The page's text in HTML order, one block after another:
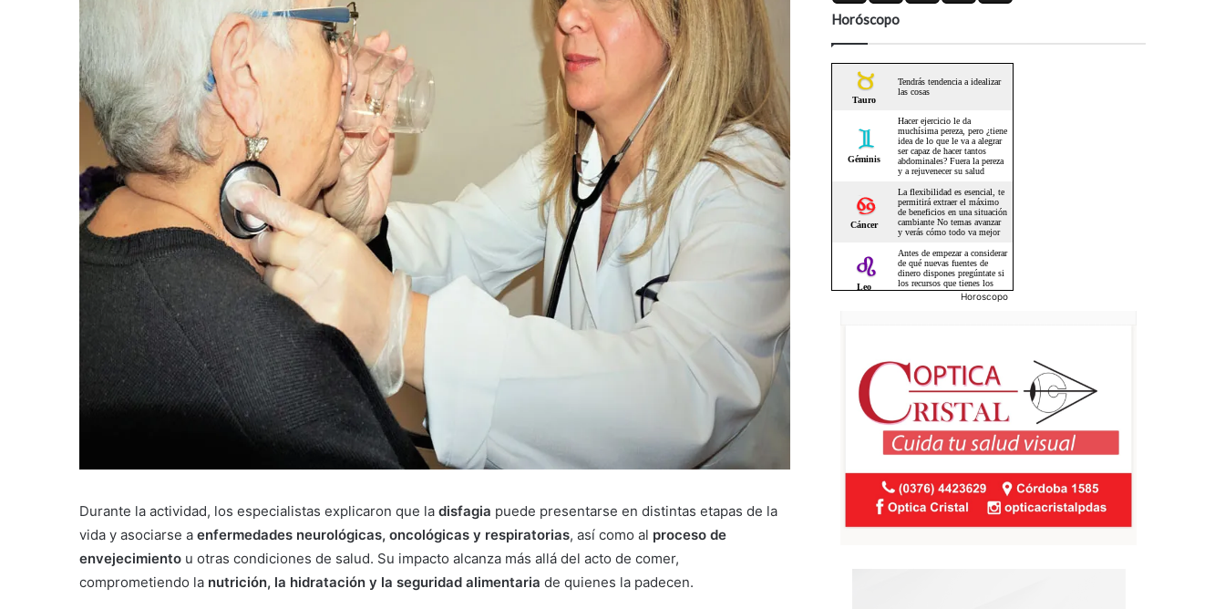
Durante la actividad, los especialistas explicaron que la disfagia puede presentarse en distintas etapas de la
vida y asociarse a enfermedades neurológicas, oncológicas y respiratorias, así como al proceso de
envejecimiento u otras condiciones de salud. Su impacto alcanza más allá del acto de comer,
comprometiendo la nutrición, la hidratación y la seguridad alimentaria de quienes la padecen.
Horóscopo
Horoscopo